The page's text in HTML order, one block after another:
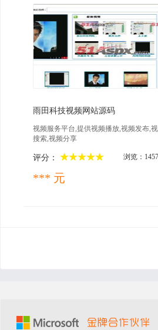
2008，数据库文件在DB_51aspx文件夹
加就行。后台地址：域名/admin/
inPage.aspx后台管理帐号和密码均为：
px
雨田科技视频网站源码
视频服务平台,提供视频播放,视频发布,
搜索,视频分享
评分： 浏览：
*** 元